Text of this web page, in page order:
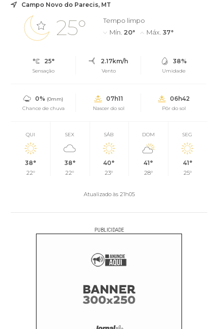
Campo Novo do Parecis, MT
25°
Tempo limpo
Mín. 20° Máx. 37°
25°
Sensação
2.17km/h
Vento
38%
Umidade
0% (0mm)
Chance de chuva
07h11
Nascer do sol
06h42
Pôr do sol
QUI
38°
22°
SEX
38°
22°
SÁB
40°
23°
DOM
41°
28°
SEG
41°
25°
Atualizado às 21h05
PUBLICIDADE